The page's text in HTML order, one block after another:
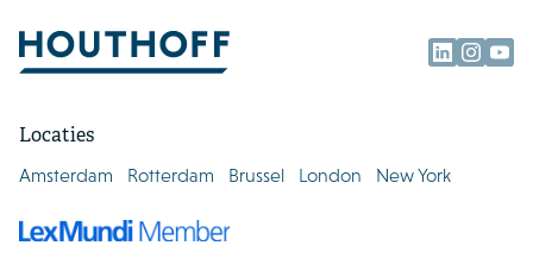
Locaties
Amsterdam Rotterdam Brussel London New York